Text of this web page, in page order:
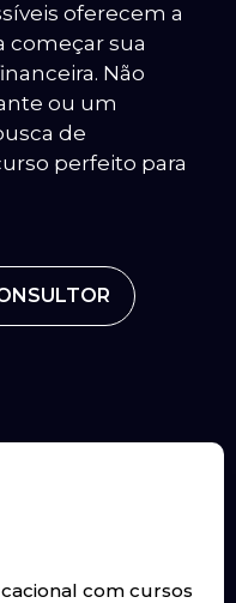
oferecem a
começar sua
Não
ou um
de
perfeito para
com cursos